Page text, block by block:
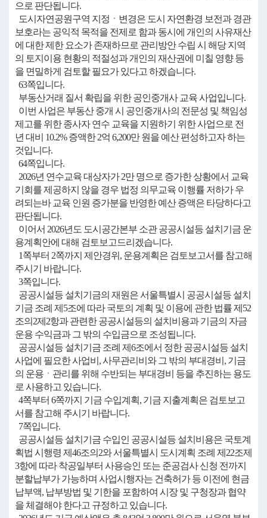
으로 판단됩니다.
도시자연공원구역 지정ㆍ변경은 도시 자연환경 보전과 경관
보호라는 공익적 목적을 전제로 함과 동시에 개인의 사유재산
에 대한 제한 요소가 존재하므로 관리방안 수립 시 해당 지역
의 토지이용 현황의 적절성과 개인의 재산권에 미칠 영향 등
을 면밀하게 검토할 필요가 있다고 하겠습니다.
63쪽입니다.
부동산거래 질서 확립을 위한 공인중개사 교육 사업입니다.
이번 사업은 부동산 중개 시 공인중개사의 전문성 및 책임성
제고를 위한 종사자 연수 교육을 지원하기 위한 사업으로 전
년 대비 10.2% 증액한 2억 6,200만 원을 예산 편성하고자 하는
것입니다.
64쪽입니다.
2026년 연수교육 대상자가 2만 명으로 증가한 상황에서 교육
기회를 제공하지 않을 경우 법정 의무교육 이행률 저하가 우
려되는바 교육 인원 증가분을 반영한 예산 증액은 타당하다고
판단됩니다.
이어서 2026년도 도시공간본부 소관 공공시설등 설치기금 운
용계획안에 대해 검토보고드리겠습니다.
1쪽부터 2쪽까지 제안경위, 운용계획은 검토보고서를 참고해
주시기 바랍니다.
3쪽입니다.
공공시설등 설치기금의 재원은 서울특별시 공공시설등 설치
기금 조례 제5조에 따라 국토의 계획 및 이용에 관한 법률 제52
조의2제2항과 관련한 공공시설등의 설치비용과 기금의 자금
운용 수익금과 그 밖의 수입금으로 조성됩니다.
공공시설등 설치기금 조례 제6조에서 정한 공공시설등 설치
사업에 필요한 사업비, 사무관리비와 그 밖의 부대경비, 기금
의 운용ㆍ관리를 위해 수반되는 부대경비 등을 추진하는 용도
로 사용하고 있습니다.
4쪽부터 6쪽까지 기금 수입계획, 기금 지출계획은 검토보고
서를 참고해 주시기 바랍니다.
7쪽입니다.
공공시설등 설치기금 수입인 공공시설등 설치비용은 국토계
획법 시행령 제46조의2와 서울특별시 도시계획 조례 제22조제
3항에 따라 착공일부터 사용승인 또는 준공검사 신청 전까지
분할납부가 가능하며 사업시행자는 건축허가 등 이전에 현금
납부액, 납부방법 및 기한을 포함하여 시장 및 구청장과 협약
을 체결해야 한다고 규정하고 있습니다.